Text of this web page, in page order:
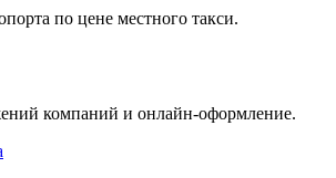
по цене местного такси.
компаний и онлайн-оформление.